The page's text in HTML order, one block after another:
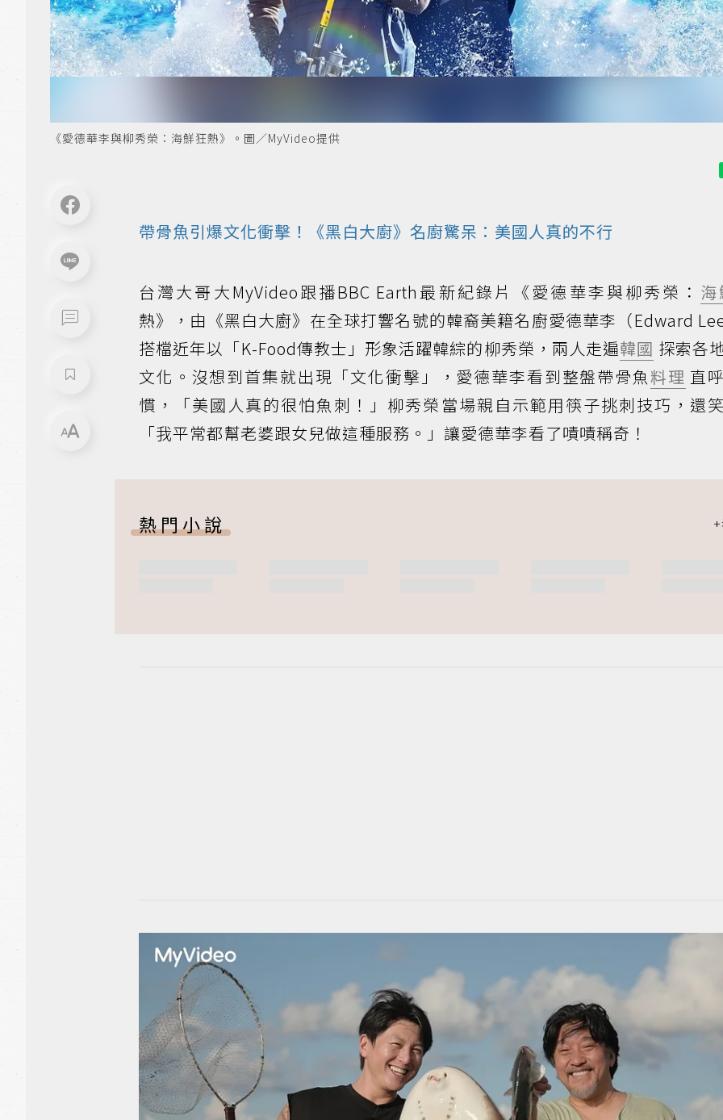
《愛德華李與柳秀榮：海鮮狂熱》。圖／MyVideo提供
帶骨魚引爆文化衝擊！《黑白大廚》名廚驚呆：美國人真的不行
台灣大哥大MyVideo跟播BBC Earth最新紀錄片《愛德華李與柳秀榮：
熱》，由《黑白大廚》在全球打響名號的韓裔美籍名廚愛德華李（Edward
搭檔近年以「K-Food傳教士」形象活躍韓綜的柳秀榮，兩人走遍韓國 探索各
文化。沒想到首集就出現「文化衝擊」，愛德華李看到整盤帶骨魚料理 直
慣，「美國人真的很怕魚刺！」柳秀榮當場親自示範用筷子挑刺技巧，還
「我平常都幫老婆跟女兒做這種服務。」讓愛德華李看了嘖嘖稱奇！
熱門小說